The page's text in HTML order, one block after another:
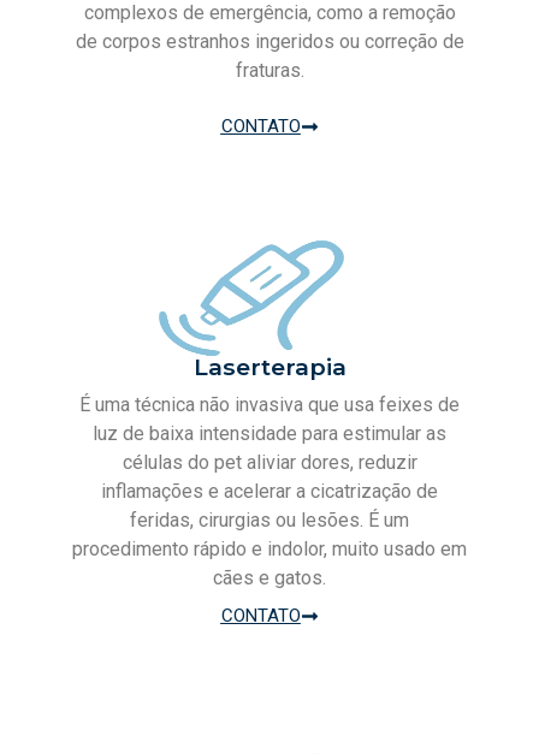
complexos de emergência, como a remoção
de corpos estranhos ingeridos ou correção de
fraturas.
CONTATO
Laserterapia
É uma técnica não invasiva que usa feixes de
luz de baixa intensidade para estimular as
células do pet aliviar dores, reduzir
inflamações e acelerar a cicatrização de
feridas, cirurgias ou lesões. É um
procedimento rápido e indolor, muito usado em
cães e gatos.
CONTATO